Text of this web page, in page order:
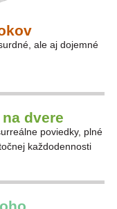
ale aj dojemné
dvere
poviedky, plné
každodennosti